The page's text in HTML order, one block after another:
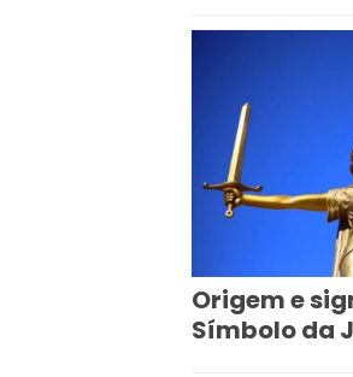
Origem e
Símbolo da